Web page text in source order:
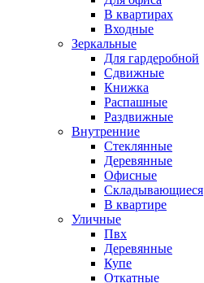
В квартирах
Входные
Зеркальные
Для гардеробной
Сдвижные
Книжка
Распашные
Раздвижные
Внутренние
Стеклянные
Деревянные
Офисные
Складывающиеся
В квартире
Уличные
Пвх
Деревянные
Купе
Откатные